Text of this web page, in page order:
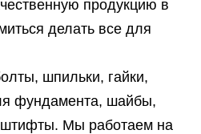
продукцию в
делать все для
шпильки, гайки,
фундамента, шайбы,
штифты. Мы работаем на